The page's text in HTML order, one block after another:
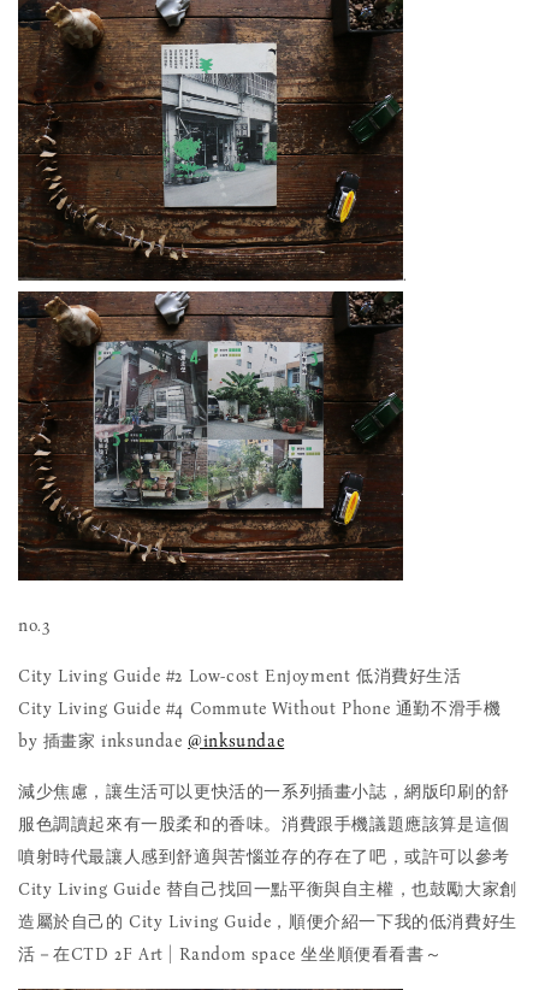
.
no.3
City Living Guide #2 Low-cost Enjoyment 低消費好生活
City Living Guide #4 Commute Without Phone 通勤不滑手機
by 插畫家 inksundae@inksundae
減少焦慮，讓生活可以更快活的一系列插畫小誌，網版印刷的舒
服色調讀起來有一股柔和的香味。消費跟手機議題應該算是這個
噴射時代最讓人感到舒適與苦惱並存的存在了吧，或許可以參考
City Living Guide 替自己找回一點平衡與自主權，也鼓勵大家創
造屬於自己的 City Living Guide，順便介紹一下我的低消費好生
活－在CTD 2F Art | Random space 坐坐順便看看書～